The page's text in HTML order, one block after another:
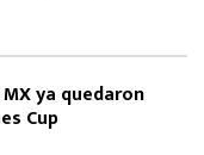
ya quedaron
Cup